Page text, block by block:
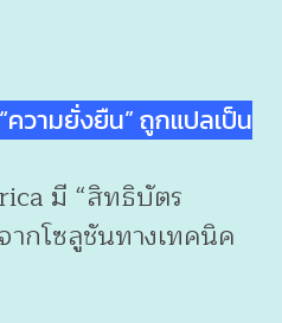
ความยั่งยืน” ถูกแปลเป็น
มี “สิทธิบัตร
ากโซลูชันทางเทคนิค